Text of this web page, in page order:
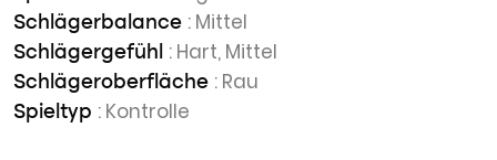
Schlägerbalance : Mittel
Schlägergefühl : Hart, Mittel
Schlägeroberfläche : Rau
Spieltyp : Kontrolle